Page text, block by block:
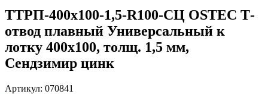
ТТРП-400х100-1,5-R100-СЦ OSTEC Т-
отвод плавный Универсальный к
лотку 400х100, толщ. 1,5 мм,
Сендзимир цинк
Артикул: 070841